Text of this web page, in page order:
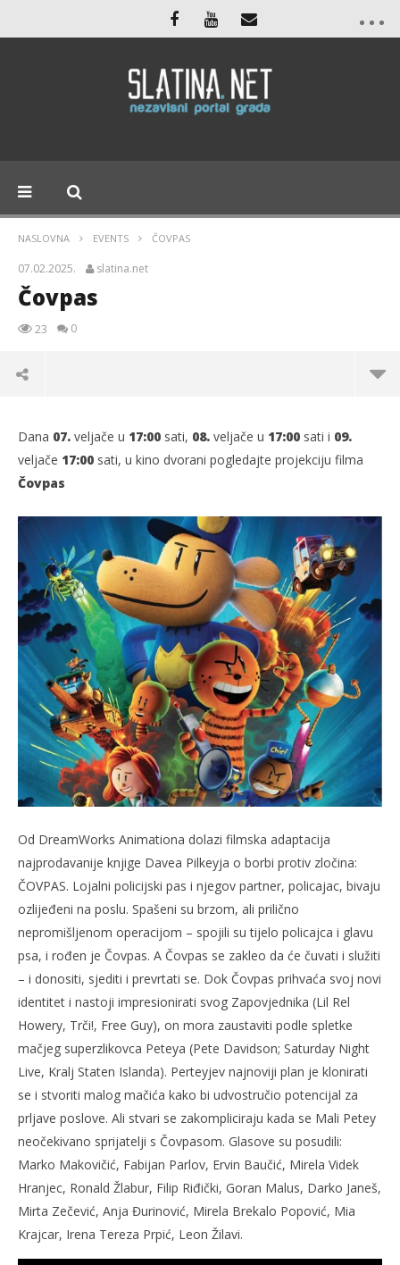
NASLOVNA EVENTS ČOVPAS
07.02.2025. slatina.net
Čovpas
23 0
TRENUTNO OTVORENO
Čovpas
07.02.2025.
slatina.net
Dana 07. veljače u 17:00 sati, 08. veljače u 17:00 sati i 09.
veljače 17:00 sati, u kino dvorani pogledajte projekciju filma
Čovpas
Od DreamWorks Animationa dolazi filmska adaptacija
najprodavanije knjige Davea Pilkeyja o borbi protiv zločina:
ČOVPAS. Lojalni policijski pas i njegov partner, policajac, bivaju
ozlijeđeni na poslu. Spašeni su brzom, ali prilično
nepromišljenom operacijom – spojili su tijelo policajca i glavu
psa, i rođen je Čovpas. A Čovpas se zakleo da će čuvati i služiti
– i donositi, sjediti i prevrtati se. Dok Čovpas prihvaća svoj novi
identitet i nastoji impresionirati svog Zapovjednika (Lil Rel
Howery, Trči!, Free Guy), on mora zaustaviti podle spletke
mačjeg superzlikovca Peteya (Pete Davidson; Saturday Night
Live, Kralj Staten Islanda). Perteyjev najnoviji plan je klonirati
se i stvoriti malog mačića kako bi udvostručio potencijal za
prljave poslove. Ali stvari se zakompliciraju kada se Mali Petey
neočekivano sprijatelji s Čovpasom. Glasove su posudili:
Marko Makovičić, Fabijan Parlov, Ervin Baučić, Mirela Videk
Hranjec, Ronald Žlabur, Filip Riđički, Goran Malus, Darko Janeš,
Mirta Zečević, Anja Đurinović, Mirela Brekalo Popović, Mia
Krajcar, Irena Tereza Prpić, Leon Žilavi.